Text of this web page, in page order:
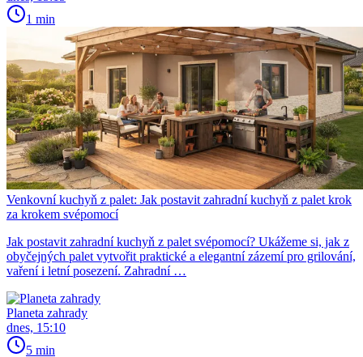
1 min
Venkovní kuchyň z palet: Jak postavit zahradní kuchyň z palet krok
za krokem svépomocí
Jak postavit zahradní kuchyň z palet svépomocí? Ukážeme si, jak z
obyčejných palet vytvořit praktické a elegantní zázemí pro grilování,
vaření i letní posezení. Zahradní …
Planeta zahrady
dnes, 15:10
5 min